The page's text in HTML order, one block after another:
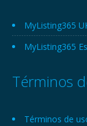
MyListing365
MyListing365
Términos
Términos de